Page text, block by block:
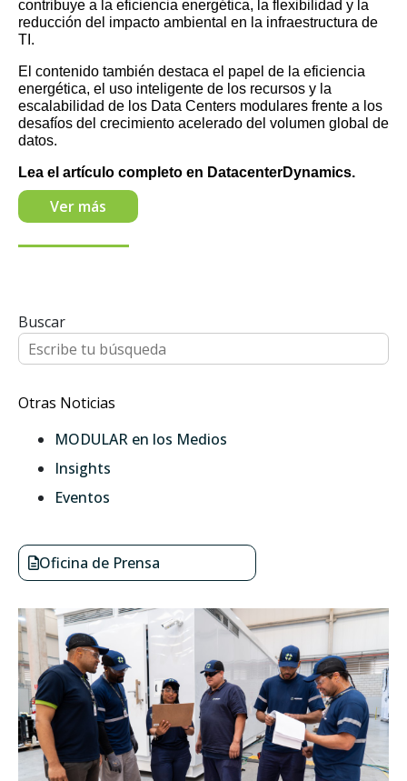
contribuye a la eficiencia energética, la flexibilidad y la
reducción del impacto ambiental en la infraestructura de
TI.
El contenido también destaca el papel de la eficiencia
energética, el uso inteligente de los recursos y la
escalabilidad de los Data Centers modulares frente a los
desafíos del crecimiento acelerado del volumen global de
datos.
Lea el artículo completo en DatacenterDynamics.
Ver más
Buscar
Otras Noticias
MODULAR en los Medios
Insights
Eventos
Oficina de Prensa